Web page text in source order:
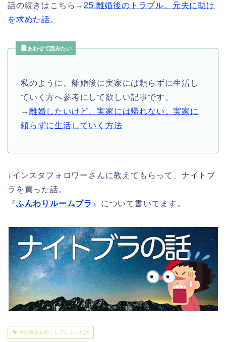
話の続きはこちら→ 25.離婚後のトラブル。元夫に助け
を求めた話。
あわせて読みたい
私のように、離婚後に実家には頼らずに生活し
ていく方へ参考にして欲しい記事です。
→ 離婚したいけど、実家には帰れない。実家に
頼らずに生活していく方法
↓インスタフォロワーさんに教えてもらって、ナイトブ
ラを買った話。
『ふんわりルームブラ 』について書いてます。
物損事故を起こしてしまった話